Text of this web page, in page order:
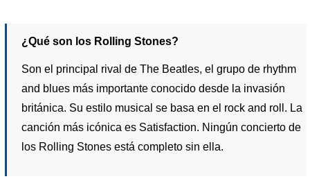
¿Qué son los Rolling Stones?
Son el principal rival de The Beatles, el grupo de rhythm
and blues más importante conocido desde la invasión
británica. Su estilo musical se basa en el rock and roll. La
canción más icónica es Satisfaction. Ningún concierto de
los Rolling Stones está completo sin ella.